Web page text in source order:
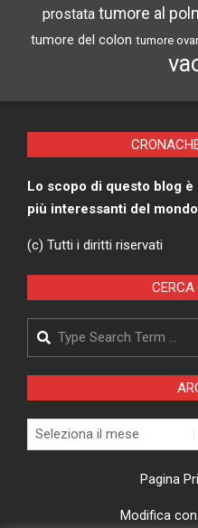
prostata tumore al
tumore del colon tumore
Lo scopo di questo blog
più interessanti del
(c) Tutti i diritti riservati
CERCA
Search
Archivi
Pagina
Modifica